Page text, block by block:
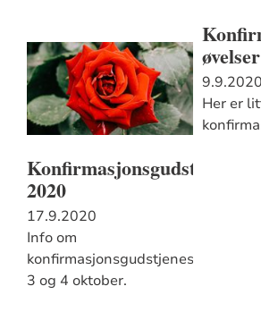
Konfirmasjonsgudstjeneste
2020
17.9.2020
Info om
konfirmasjonsgudstjenestene
3 og 4 oktober.
øvelser
9.9.2020
Her er